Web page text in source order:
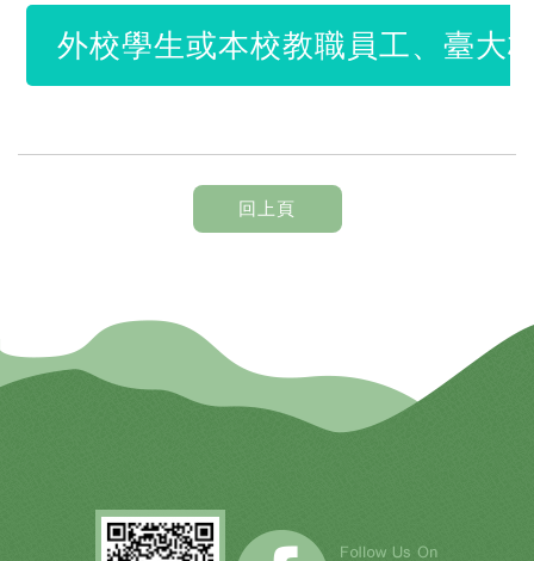
外校學生或本校教職員工、臺大
回上頁